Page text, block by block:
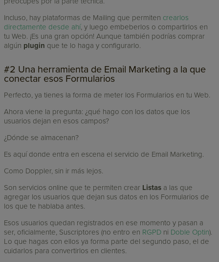
Incluso, hay plataformas de Mailing que permiten crearlos
directamente desde ahí, y luego embeberlos o compartirlos en
tu Web. ¡Es una gran opción! Aunque también podrías comprar
algún plugin que te lo haga y configurarlo.
#2 Una herramienta de Email Marketing a la que
conectar esos Formularios
Perfecto, ya tienes la forma de meter los Formularios en tu Web.
Ahora viene la pregunta: ¿qué hago con los datos que los
usuarios dejan en esos campos?
¿Dónde se almacenan?
Es aquí donde entra en escena el servicio de Email Marketing.
Como Doppler, sin ir más lejos.
Son servicios online que te permiten crear Listas a las que
agregar los usuarios que dejan sus datos en los Formularios de
los que te hablaba antes.
Esos usuarios quedan registrados en ese momento y pasan a
ser, oficialmente, Suscriptores (no entro en RGPD ni Doble Optin).
Lo que hagas con ellos ya forma parte del segundo paso, el de
cuidarlos para convertirlos en clientes.